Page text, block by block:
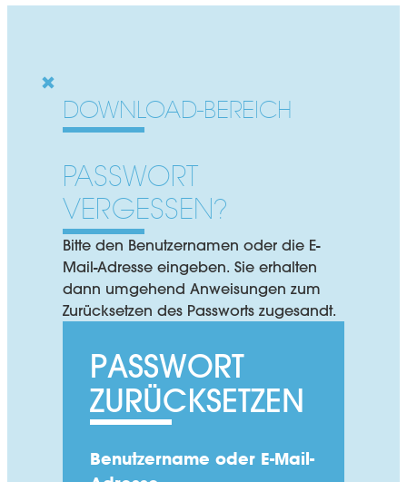
WEITERE DOWNLOADS
06.1
MOTORENÖLE
GETRIEBEÖLE
DOWNLOAD-BEREICH
PASSWORT
VERGESSEN?
Bitte den Benutzernamen oder die E-
Mail-Adresse eingeben. Sie erhalten
dann umgehend Anweisungen zum
Zurücksetzen des Passworts zugesandt.
PASSWORT
ZURÜCKSETZEN
Benutzername oder E-Mail-